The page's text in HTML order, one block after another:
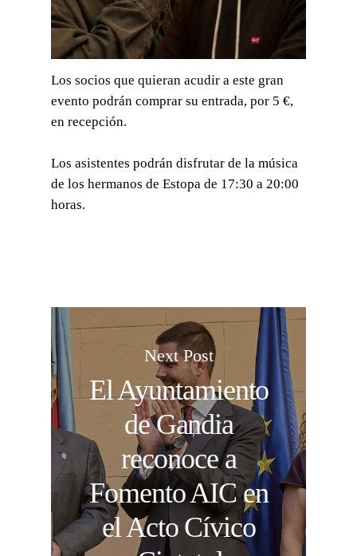
Los socios que quieran acudir a este gran
evento podrán comprar su entrada, por 5 €,
en recepción.
Los asistentes podrán disfrutar de la música
de los hermanos de Estopa de 17:30 a 20:00
horas.
Next Post
El Ayuntamiento
de Gandia
reconoce a
Fomento AIC en
el Acto Cívico